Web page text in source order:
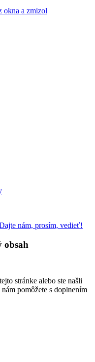
okna a zmizol
nám, prosím, vedieť!
obsah
stránke alebo ste našli
pomôžete s doplnením